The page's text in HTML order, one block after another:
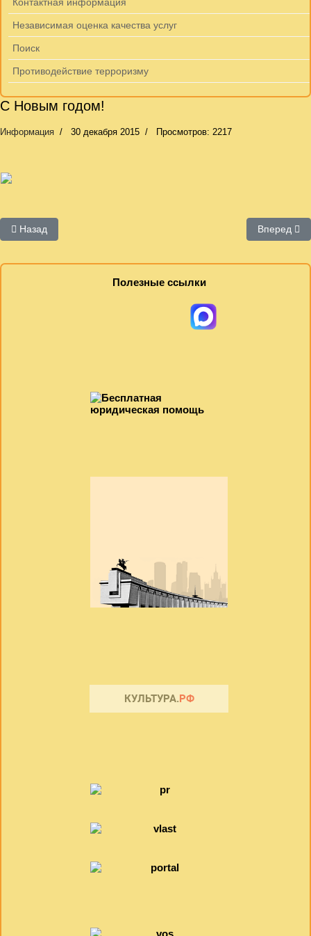
Независимая оценка качества услуг
Поиск
Противодействие терроризму
С Новым годом!
Информация 30 декабря 2015 Просмотров: 2217
Предыдущий: 2015 г.
Назад Вперед
Полезные ссылки